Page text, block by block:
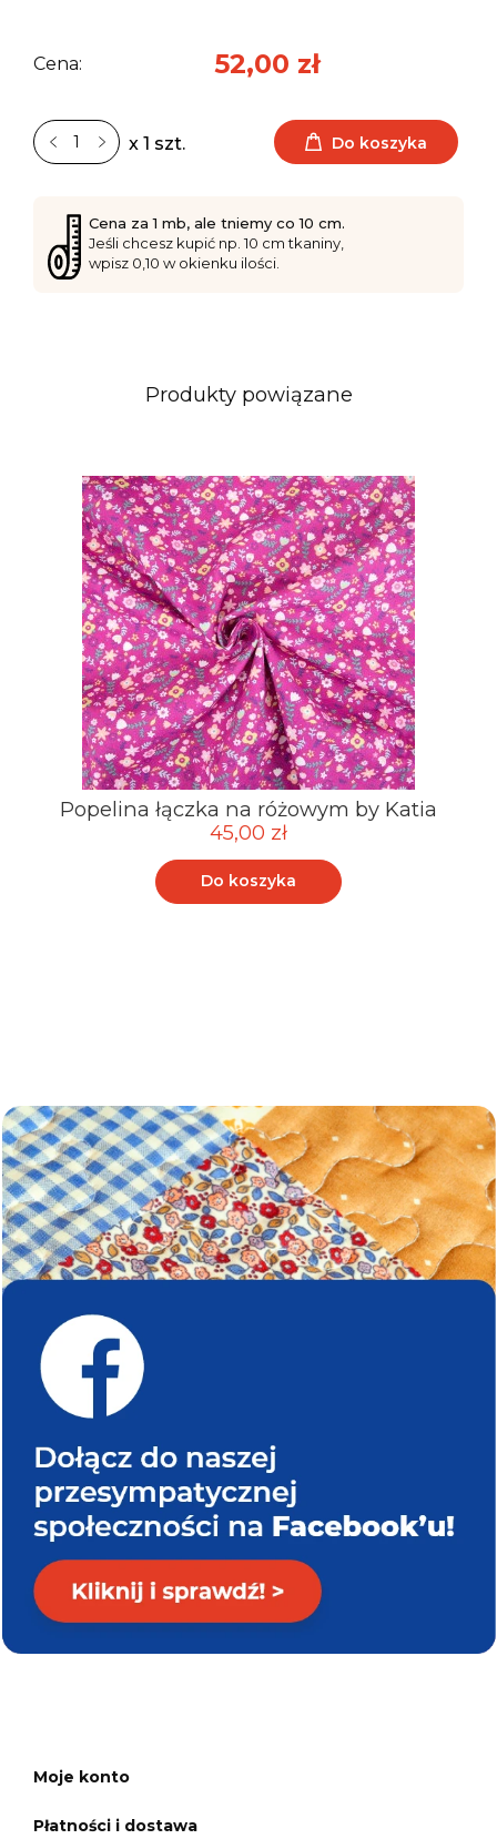
Cena: 52,00 zł
x 1 szt. Do koszyka
Cena za 1 mb, ale tniemy co 10 cm.
Jeśli chcesz kupić np. 10 cm tkaniny,
wpisz 0,10 w okienku ilości.
Produkty powiązane
Popelina łączka na różowym by Katia
45,00 zł
Do koszyka
Moje konto
Płatności i dostawa